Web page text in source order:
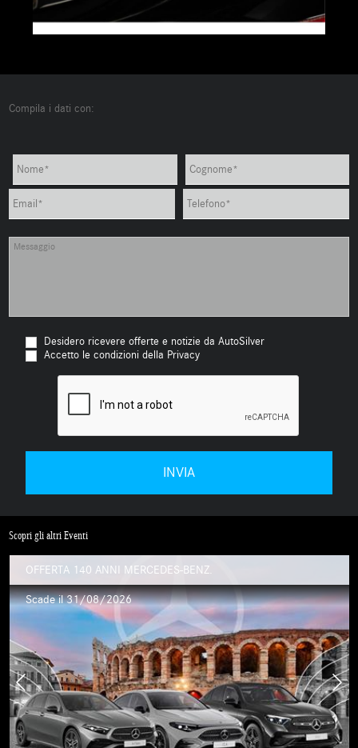
Compila i dati con:
Desidero ricevere offerte e notizie da AutoSilver
Accetto le condizioni della Privacy
Scopri gli altri Eventi
OFFERTA 140 ANNI MERCEDES-BENZ.
Scade il 31/08/2026